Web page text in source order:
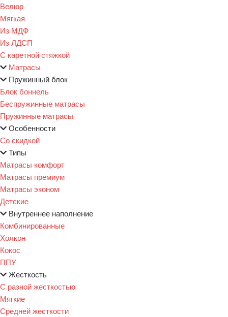
Велюр
Мягкая
Из МДФ
Из ЛДСП
С каретной стяжкой
Матрасы
Пружинный блок
Блок боннель
Беспружинные матрасы
Пружинные матрасы
Особенности
Со скидкой
Типы
Матрасы комфорт
Матрасы премиум
Матрасы эконом
Детские
Внутреннее наполнение
Комбинированные
Холкон
Кокос
ППУ
Жесткость
С разной жесткостью
Мягкие
Средней жесткости